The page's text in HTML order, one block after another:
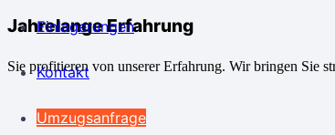
Einlagerungen
Kontakt
Umzugsanfrage
Jahrelange Erfahrung
Sie profitieren von unserer Erfahrung. Wir bringen Sie